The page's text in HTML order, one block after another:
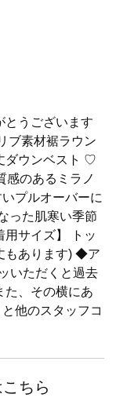
うございます
ブ素材裾ラウン
ダウンベスト ♡
感のあるミラノ
プルオーバーに
った肌寒い季節
サイズ】 トッ
もあります) ◆ア
いただくと過去
た、その横にあ
他のスタッフコ
ちら